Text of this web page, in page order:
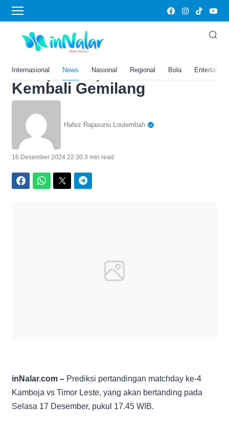
Internasional News Nasional Regional Bola
Home›News
Prediksi Kamboja vs Timor
Lester di Piala AFF 2024,
Harap-Harap João Pedro
Kembali Gemilang
Hafez Rajasunu Loulembah
16 Desember 2024 22:30.3 min read
inNalar.com – Prediksi pertandingan matchday ke-4
Kamboja vs Timor Leste, yang akan bertanding pada
Selasa 17 Desember, pukul 17.45 WIB.